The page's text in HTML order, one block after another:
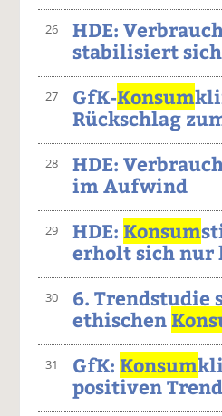
26
HDE:
stabilisiert sich
27 GfK-Konsum
Rückschlag
28
HDE:
im Aufwind
29 HDE:Konsum
erholt sich nur
30
6. Trendstudie
ethischen
31 GfK:Konsum
positiven Trend